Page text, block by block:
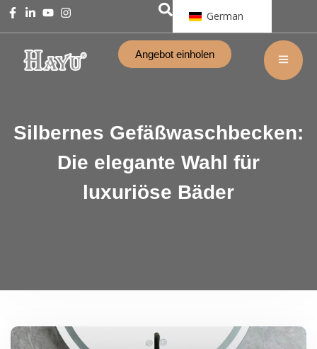
German
Angebot einholen
Silbernes Gefäßwaschbecken:
Die elegante Wahl für
luxuriöse Bäder